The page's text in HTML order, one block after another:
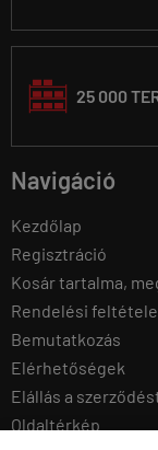
25 000
Navigáció
Kezdőlap
Regisztráció
Kosár tartalma,
Rendelési
Bemutatkozás
Elérhetőségek
Elállás a
Oldaltérkép